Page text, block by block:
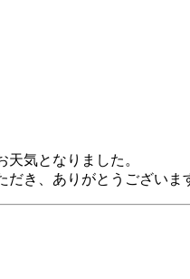
気となりました。
き、ありがとうございま